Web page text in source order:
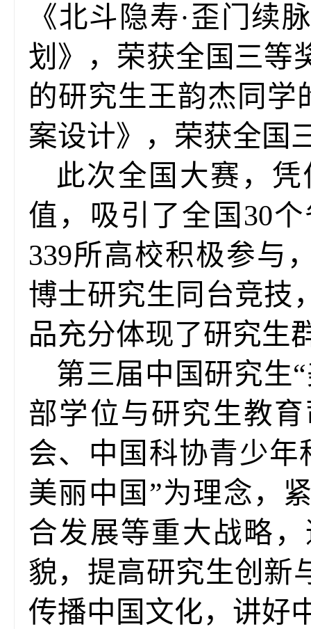
《北斗隐寿·歪门
划》，荣获全国三等
的研究生王韵杰同学
案设计》，荣获全国
此次全国大赛，
值，吸引了全国30
339所高校积极参与
博士研究生同台竞技
品充分体现了研究生
第三届中国研究生
部学位与研究生教
会、中国科协青少
美丽中国”为理念，
合发展等重大战略
貌，提高研究生创新
传播中国文化，讲好